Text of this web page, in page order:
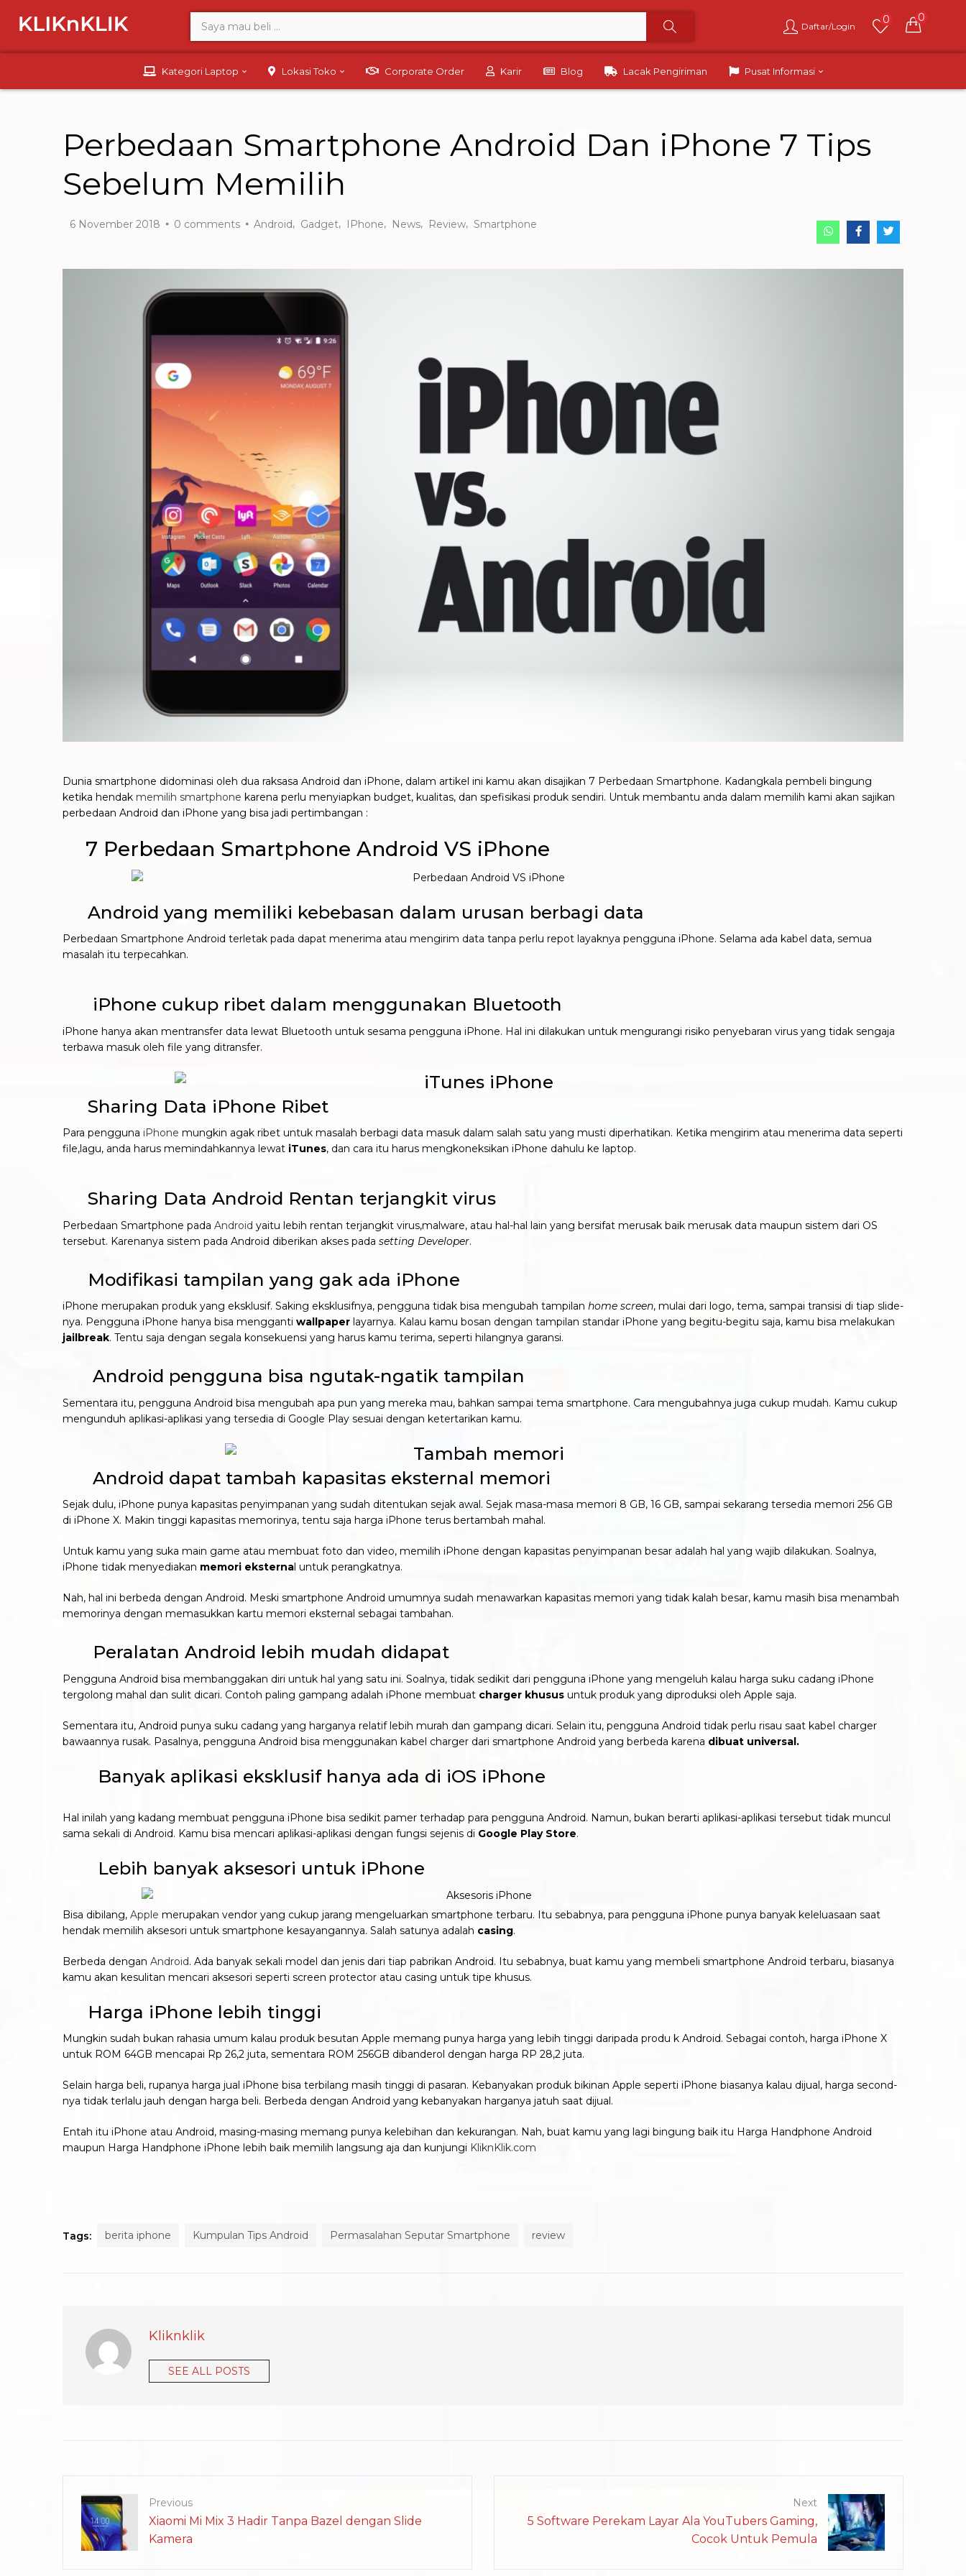
Daftar/Login
0 0
Kategori Laptop Lokasi Toko Corporate Order Karir Blog Lacak Pengiriman Pusat Informasi
Perbedaan Smartphone Android Dan iPhone 7 Tips
Sebelum Memilih
6 November 2018 0 comments Android, Gadget, IPhone, News, Review, Smartphone
Dunia smartphone didominasi oleh dua raksasa Android dan iPhone, dalam artikel ini kamu akan disajikan 7 Perbedaan Smartphone. Kadangkala pembeli bingung
ketika hendak memilih smartphone karena perlu menyiapkan budget, kualitas, dan spefisikasi produk sendiri. Untuk membantu anda dalam memilih kami akan sajikan
perbedaan Android dan iPhone yang bisa jadi pertimbangan :
7 Perbedaan Smartphone Android VS iPhone
Android yang memiliki kebebasan dalam urusan berbagi data
Perbedaan Smartphone Android terletak pada dapat menerima atau mengirim data tanpa perlu repot layaknya pengguna iPhone. Selama ada kabel data, semua
masalah itu terpecahkan.
iPhone cukup ribet dalam menggunakan Bluetooth
iPhone hanya akan mentransfer data lewat Bluetooth untuk sesama pengguna iPhone. Hal ini dilakukan untuk mengurangi risiko penyebaran virus yang tidak sengaja
terbawa masuk oleh file yang ditransfer.
Sharing Data iPhone Ribet
Para pengguna iPhone mungkin agak ribet untuk masalah berbagi data masuk dalam salah satu yang musti diperhatikan. Ketika mengirim atau menerima data seperti
file,lagu, anda harus memindahkannya lewat iTunes, dan cara itu harus mengkoneksikan iPhone dahulu ke laptop.
Sharing Data Android Rentan terjangkit virus
Perbedaan Smartphone pada Android yaitu lebih rentan terjangkit virus,malware, atau hal-hal lain yang bersifat merusak baik merusak data maupun sistem dari OS
tersebut. Karenanya sistem pada Android diberikan akses pada setting Developer.
Modifikasi tampilan yang gak ada iPhone
iPhone merupakan produk yang eksklusif. Saking eksklusifnya, pengguna tidak bisa mengubah tampilan home screen, mulai dari logo, tema, sampai transisi di tiap slide-
nya. Pengguna iPhone hanya bisa mengganti wallpaper layarnya. Kalau kamu bosan dengan tampilan standar iPhone yang begitu-begitu saja, kamu bisa melakukan
jailbreak. Tentu saja dengan segala konsekuensi yang harus kamu terima, seperti hilangnya garansi.
Android pengguna bisa ngutak-ngatik tampilan
Sementara itu, pengguna Android bisa mengubah apa pun yang mereka mau, bahkan sampai tema smartphone. Cara mengubahnya juga cukup mudah. Kamu cukup
mengunduh aplikasi-aplikasi yang tersedia di Google Play sesuai dengan ketertarikan kamu.
Android dapat tambah kapasitas eksternal memori
Sejak dulu, iPhone punya kapasitas penyimpanan yang sudah ditentukan sejak awal. Sejak masa-masa memori 8 GB, 16 GB, sampai sekarang tersedia memori 256 GB
di iPhone X. Makin tinggi kapasitas memorinya, tentu saja harga iPhone terus bertambah mahal.
Untuk kamu yang suka main game atau membuat foto dan video, memilih iPhone dengan kapasitas penyimpanan besar adalah hal yang wajib dilakukan. Soalnya,
iPhone tidak menyediakan memori eksterna l untuk perangkatnya.
Nah, hal ini berbeda dengan Android. Meski smartphone Android umumnya sudah menawarkan kapasitas memori yang tidak kalah besar, kamu masih bisa menambah
memorinya dengan memasukkan kartu memori eksternal sebagai tambahan.
Peralatan Android lebih mudah didapat
Pengguna Android bisa membanggakan diri untuk hal yang satu ini. Soalnya, tidak sedikit dari pengguna iPhone yang mengeluh kalau harga suku cadang iPhone
tergolong mahal dan sulit dicari. Contoh paling gampang adalah iPhone membuat charger khusus untuk produk yang diproduksi oleh Apple saja.
Sementara itu, Android punya suku cadang yang harganya relatif lebih murah dan gampang dicari. Selain itu, pengguna Android tidak perlu risau saat kabel charger
bawaannya rusak. Pasalnya, pengguna Android bisa menggunakan kabel charger dari smartphone Android yang berbeda karena dibuat universal.
Banyak aplikasi eksklusif hanya ada di iOS iPhone
Hal inilah yang kadang membuat pengguna iPhone bisa sedikit pamer terhadap para pengguna Android. Namun, bukan berarti aplikasi-aplikasi tersebut tidak muncul
sama sekali di Android. Kamu bisa mencari aplikasi-aplikasi dengan fungsi sejenis di Google Play Store.
Lebih banyak aksesori untuk iPhone
Bisa dibilang, Apple merupakan vendor yang cukup jarang mengeluarkan smartphone terbaru. Itu sebabnya, para pengguna iPhone punya banyak keleluasaan saat
hendak memilih aksesori untuk smartphone kesayangannya. Salah satunya adalah casing.
Berbeda dengan Android. Ada banyak sekali model dan jenis dari tiap pabrikan Android. Itu sebabnya, buat kamu yang membeli smartphone Android terbaru, biasanya
kamu akan kesulitan mencari aksesori seperti screen protector atau casing untuk tipe khusus.
Harga iPhone lebih tinggi
Mungkin sudah bukan rahasia umum kalau produk besutan Apple memang punya harga yang lebih tinggi daripada produ k Android. Sebagai contoh, harga iPhone X
untuk ROM 64GB mencapai Rp 26,2 juta, sementara ROM 256GB dibanderol dengan harga RP 28,2 juta.
Selain harga beli, rupanya harga jual iPhone bisa terbilang masih tinggi di pasaran. Kebanyakan produk bikinan Apple seperti iPhone biasanya kalau dijual, harga second-
nya tidak terlalu jauh dengan harga beli. Berbeda dengan Android yang kebanyakan harganya jatuh saat dijual.
Entah itu iPhone atau Android, masing-masing memang punya kelebihan dan kekurangan. Nah, buat kamu yang lagi bingung baik itu Harga Handphone Android
maupun Harga Handphone iPhone lebih baik memilih langsung aja dan kunjungi KliknKlik.com
Tags: berita iphone Kumpulan Tips Android Permasalahan Seputar Smartphone review
Kliknklik
SEE ALL POSTS
Previous
Xiaomi Mi Mix 3 Hadir Tanpa Bazel dengan Slide
Kamera
Next
5 Software Perekam Layar Ala YouTubers Gaming,
Cocok Untuk Pemula